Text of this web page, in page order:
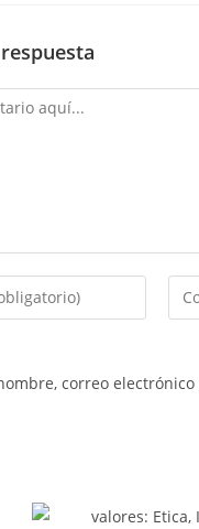
correo